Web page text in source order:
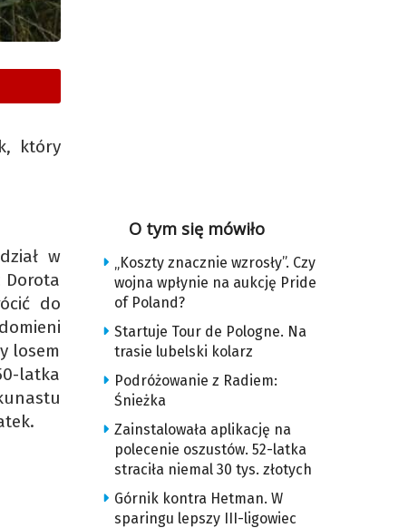
który
w
Dorota
do
losem
latka
O tym się mówiło
„Koszty znacznie wzrosły”. Czy
wojna wpłynie na aukcję Pride
of Poland?
Startuje Tour de Pologne. Na
trasie lubelski kolarz
Podróżowanie z Radiem:
Śnieżka
Zainstalowała aplikację na
polecenie oszustów. 52-latka
straciła niemal 30 tys. złotych
Górnik kontra Hetman. W
sparingu lepszy III-ligowiec